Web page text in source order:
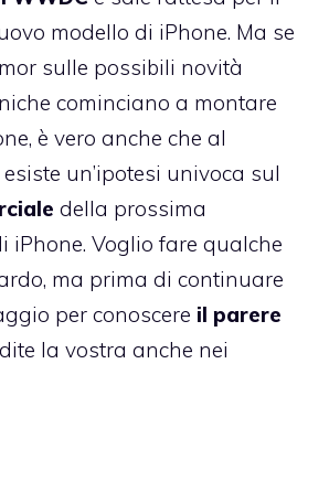
modello di iPhone. Ma se
sulle possibili novità
cominciano a montare
è vero anche che al
un’ipotesi univoca sul
della prossima
iPhone. Voglio fare qualche
ma prima di continuare
per conoscere il parere
la vostra anche nei